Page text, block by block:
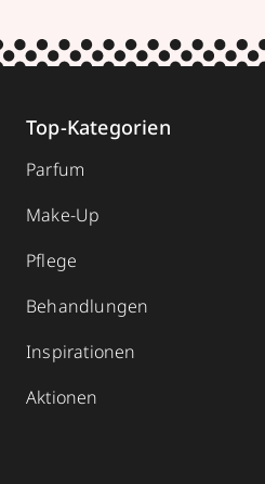
Top-Kategorien
Parfum
Make-Up
Pflege
Behandlungen
Inspirationen
Aktionen